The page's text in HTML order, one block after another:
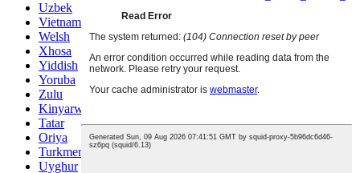
Uzbek
Vietnamese
Welsh
Xhosa
Yiddish
Yoruba
Zulu
Kinyarwanda
Tatar
Oriya
Turkmen
Uyghur